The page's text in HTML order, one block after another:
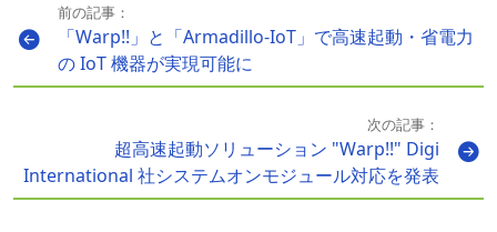
前の記事：
「Warp!!」と「Armadillo-IoT」で高速起動・省電力
の IoT 機器が実現可能に
次の記事：
超高速起動ソリューション "Warp!!" Digi
International 社システムオンモジュール対応を発表